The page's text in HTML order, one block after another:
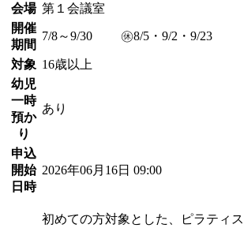
会場 第１会議室
開催
期間
7/8～9/30 ㊡8/5・9/2・9/23
対象 16歳以上
幼児
一時
預か
り
あり
申込
開始
日時
2026年06月16日 09:00
初めての方対象とした、ピラティ